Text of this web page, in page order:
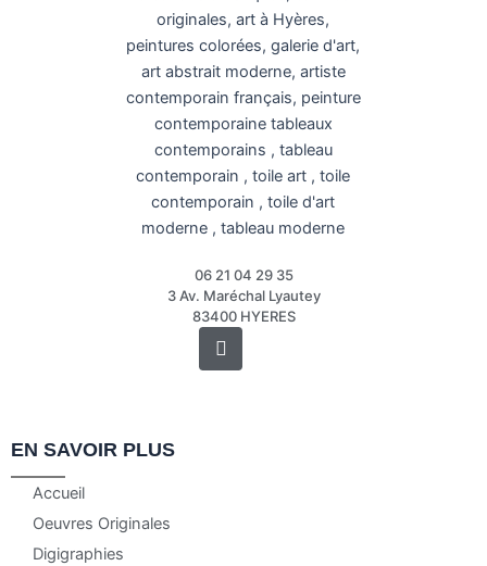
06 21 04 29 35
3 Av. Maréchal Lyautey
83400 HYERES
Instagram
EN SAVOIR PLUS
Accueil
Oeuvres Originales
Digigraphies